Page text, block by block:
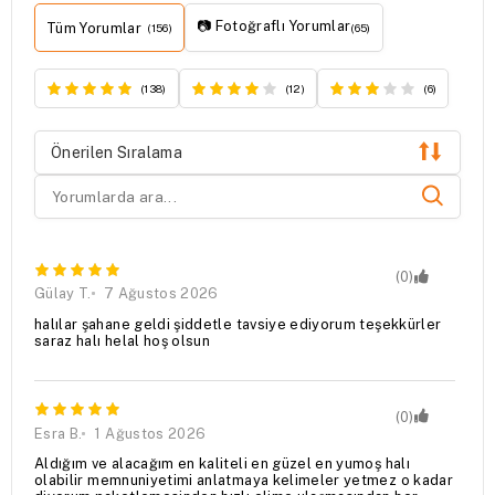
Tüm Yorumlar (156) 📷 Fotoğraflı Yorumlar(65)
(138) (12) (6)
Önerilen Sıralama
(0)
Gülay T.
7 Ağustos 2026
halılar şahane geldi şiddetle tavsiye ediyorum teşekkürler
saraz halı helal hoş olsun
(0)
Esra B.
1 Ağustos 2026
Aldığım ve alacağım en kaliteli en güzel en yumoş halı
olabilir memnuniyetimi anlatmaya kelimeler yetmez o kadar